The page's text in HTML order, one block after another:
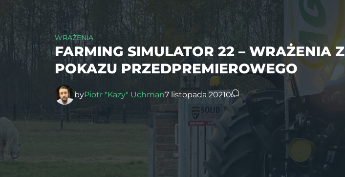
WRAŻENIA
FARMING SIMULATOR 22 – WRAŻENIA Z
POKAZU PRZEDPREMIEROWEGO
byPiotr "Kazy" Uchman7 listopada 20210